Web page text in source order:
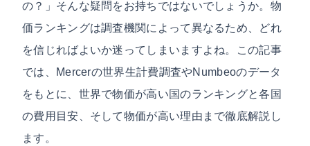
の？」そんな疑問をお持ちではないでしょうか。物
価ランキングは調査機関によって異なるため、どれ
を信じればよいか迷ってしまいますよね。この記事
では、Mercerの世界生計費調査やNumbeoのデータ
をもとに、世界で物価が高い国のランキングと各国
の費用目安、そして物価が高い理由まで徹底解説し
ます。